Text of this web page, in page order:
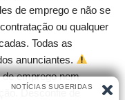
de emprego e não se
ou qualquer
Todas as
anunciantes.
emprego nem
Desconfie de